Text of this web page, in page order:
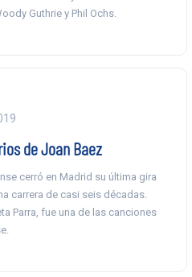
Guthrie y Phil Ochs.
de Joan Baez
cerró en Madrid su última gira
carrera de casi seis décadas.
Parra, fue una de las canciones